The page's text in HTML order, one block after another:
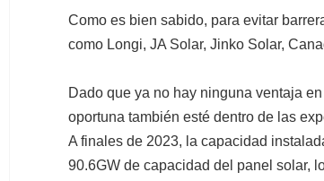
Como es bien sabido, para evitar
como Longi, JA Solar, Jinko Solar,
Dado que ya no hay ninguna ventaja
oportuna también esté dentro de las
A finales de 2023, la capacidad
90.6GW de capacidad del panel solar,